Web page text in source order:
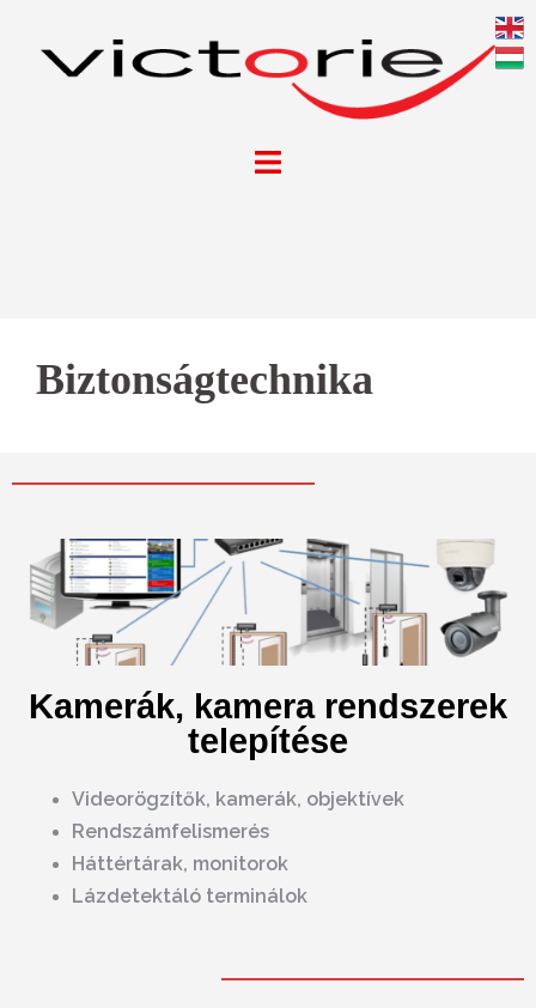
Biztonságtechnika
Kamerák, kamera rendszerek
telepítése
Videorögzítők, kamerák, objektívek
Rendszámfelismerés
Háttértárak, monitorok
Lázdetektáló terminálok